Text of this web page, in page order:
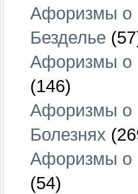
Афоризмы о
Безделье
Афоризмы о
(146)
Афоризмы о
Болезнях
Афоризмы о
(54)